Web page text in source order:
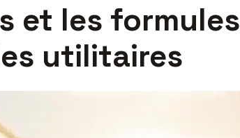
et les formules
utilitaires